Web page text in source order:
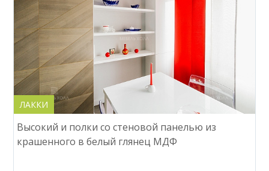
ЛАККИ
Высокий и полки со стеновой панелью из
крашенного в белый глянец МДФ